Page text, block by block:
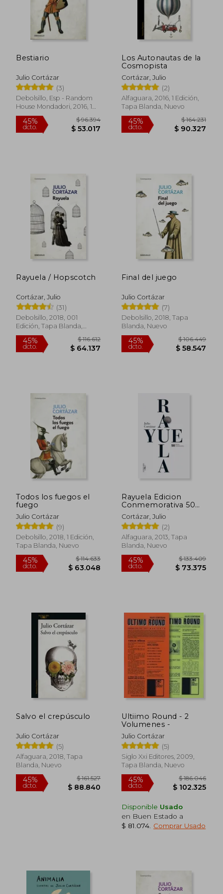
dcto. $ 67.900
Bestiario
Julio Cortázar
(3)
Debolsillo, Esp - Random
House Mondadori, 2016, 1
Edición, Tapa Blanda,
Nuevo
45%
Los Autonautas de la
Cosmopista
Cortázar, Julio
(2)
Alfaguara, 2016, 1 Edición,
Tapa Blanda, Nuevo
45%
dcto. $
Rayuela / Hopscotch
Cortázar, Julio
(31)
Debolsillo, 2018, 001
Edición, Tapa Blanda,
Nuevo
45%
dcto.
$ 116.612
$ 64.137
Final del juego
Julio Cortázar
(7)
Debolsillo, 2018, Tapa
Blanda, Nuevo
45%
Todos los fuegos el
fuego
Julio Cortázar
(9)
Debolsillo, 2018, 1 Edición,
Tapa Blanda, Nuevo
Rayuela Edicion
Conmemorativa 50
Aniversario /
Hopscotch
Cortázar, Julio
(2)
Alfaguara, 2013, Tapa
Blanda, Nuevo
Salvo el crepúsculo
Julio Cortázar
(5)
Alfaguara, 2018, Tapa
Blanda, Nuevo
Ultiimo Round - 2
Volumenes -
Julio Cortázar
(5)
Siglo Xxi Editores, 2009,
Tapa Blanda, Nuevo
Disponible Usado
en Buen Estado a
$ 81.074 Comprar Usado